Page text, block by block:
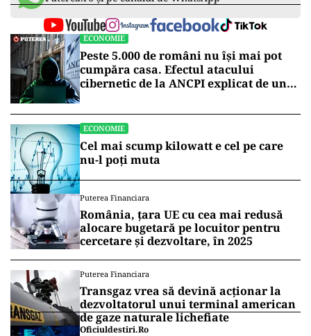
ECONOMIE
Peste 5.000 de români nu își mai pot
cumpăra casa. Efectul atacului
cibernetic de la ANCPI explicat de un
ECONOMIE
Cel mai scump kilowatt e cel pe care
nu-l poți muta
Puterea Financiara
România, țara UE cu cea mai redusă
alocare bugetară pe locuitor pentru
cercetare și dezvoltare, în 2025
Puterea Financiara
Transgaz vrea să devină acționar la
dezvoltatorul unui terminal american
de gaze naturale lichefiate
Oficiuldestiri.ro